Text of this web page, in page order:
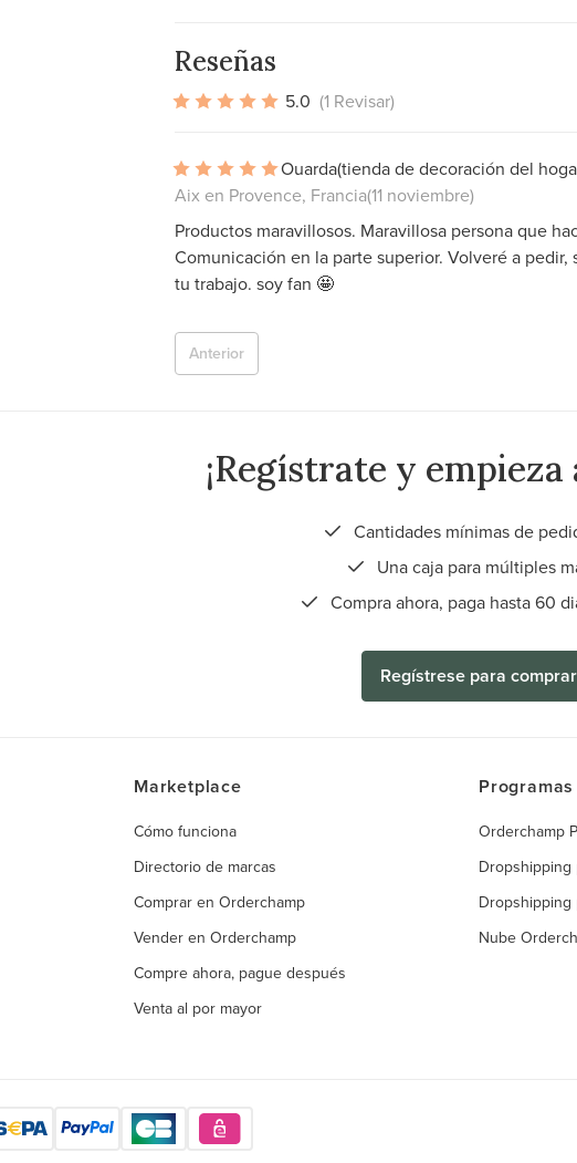
Reseñas
5.0 (1 Revisar)
Ouarda(tienda de decoración del
Aix en Provence, Francia(11 noviembre)
Productos maravillosos. Maravillosa persona que
Comunicación en la parte superior. Volveré a
tu trabajo. soy fan 🤩
Anterior
¡Regístrate y
Cantidades mínimas de
Una caja para múltiples
Compra ahora, paga hasta 60
Regístrese para comprar
Marketplace
Cómo funciona
Directorio de marcas
Comprar en Orderchamp
Vender en Orderchamp
Compre ahora, pague después
Venta al por mayor
Programas
Orderchamp
Dropshipping
Dropshipping
Nube